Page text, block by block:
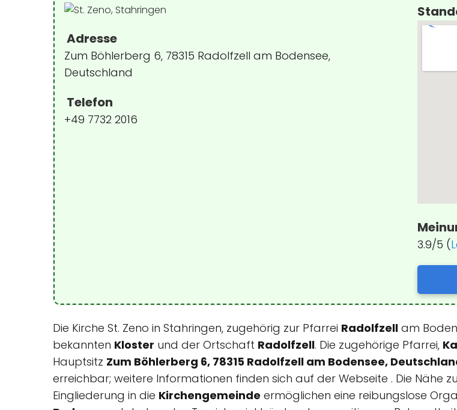
Adresse
Zum Böhlerberg 6, 78315 Radolfzell am Bodensee,
Deutschland
Telefon
+49 7732 2016
3.9/5 (
Die Kirche St. Zeno in Stahringen, zugehörig zur Pfarrei Radolfzell am
bekannten Kloster und der Ortschaft Radolfzell. Die zugehörige Pfarrei,
Hauptsitz Zum Böhlerberg 6, 78315 Radolfzell am Bodensee,
erreichbar; weitere Informationen finden sich auf der Webseite . Die Nähe
Eingliederung in die Kirchengemeinde ermöglichen eine reibungslose